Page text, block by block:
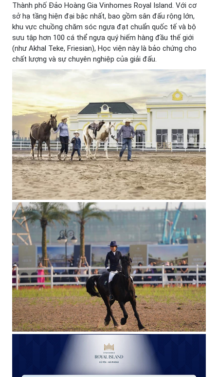
Thành phố Đảo Hoàng Gia Vinhomes Royal Island. Với cơ
sở hạ tầng hiện đại bậc nhất, bao gồm sân đấu rộng lớn,
khu vực chuồng chăm sóc ngựa đạt chuẩn quốc tế và bộ
sưu tập hơn 100 cá thể ngựa quý hiếm hàng đầu thế giới
(như Akhal Teke, Friesian), Học viện này là bảo chứng cho
chất lượng và sự chuyên nghiệp của giải đấu.